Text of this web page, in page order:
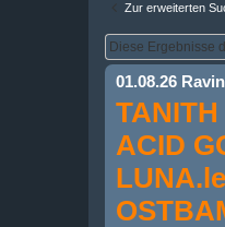
Zur erweiterten
01.08.26
TANITH
ACID
LUNA.le